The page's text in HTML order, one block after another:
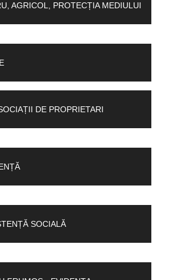
AGRICOL, PROTECȚIA MEDIULUI
DE PROPRIETARI
SOCIALĂ